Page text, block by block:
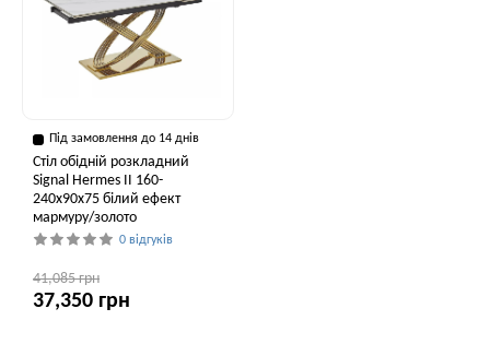
Під замовлення до 14 днів
Стіл обідній розкладний
Signal Hermes II 160-
240x90x75 білий ефект
мармуру/золото
0 відгуків
41,085 грн
37,350 грн